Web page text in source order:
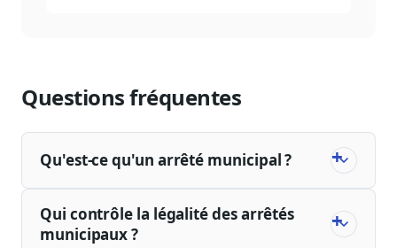
Questions fréquentes
Qu'est-ce qu'un arrêté municipal ?
Qui contrôle la légalité des arrêtés
municipaux ?